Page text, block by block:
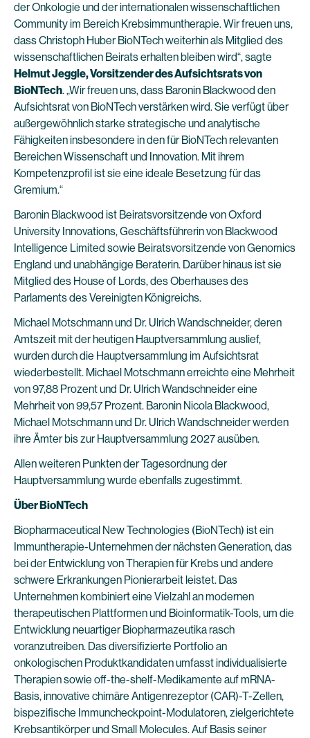
der Onkologie und der internationalen wissenschaftlichen
Community im Bereich Krebsimmuntherapie. Wir freuen uns,
dass Christoph Huber BioNTech weiterhin als Mitglied des
wissenschaftlichen Beirats erhalten bleiben wird“, sagte
Helmut Jeggle, Vorsitzender des Aufsichtsrats von
BioNTech. „Wir freuen uns, dass Baronin Blackwood den
Aufsichtsrat von BioNTech verstärken wird. Sie verfügt über
außergewöhnlich starke strategische und analytische
Fähigkeiten insbesondere in den für BioNTech relevanten
Bereichen Wissenschaft und Innovation. Mit ihrem
Kompetenzprofil ist sie eine ideale Besetzung für das
Gremium.“
Baronin Blackwood ist Beiratsvorsitzende von Oxford
University Innovations, Geschäftsführerin von Blackwood
Intelligence Limited sowie Beiratsvorsitzende von Genomics
England und unabhängige Beraterin. Darüber hinaus ist sie
Mitglied des House of Lords, des Oberhauses des
Parlaments des Vereinigten Königreichs.
Michael Motschmann und Dr. Ulrich Wandschneider, deren
Amtszeit mit der heutigen Hauptversammlung auslief,
wurden durch die Hauptversammlung im Aufsichtsrat
wiederbestellt. Michael Motschmann erreichte eine Mehrheit
von 97,88 Prozent und Dr. Ulrich Wandschneider eine
Mehrheit von 99,57 Prozent. Baronin Nicola Blackwood,
Michael Motschmann und Dr. Ulrich Wandschneider werden
ihre Ämter bis zur Hauptversammlung 2027 ausüben.
Allen weiteren Punkten der Tagesordnung der
Hauptversammlung wurde ebenfalls zugestimmt.
Über BioNTech
Biopharmaceutical New Technologies (BioNTech) ist ein
Immuntherapie-Unternehmen der nächsten Generation, das
bei der Entwicklung von Therapien für Krebs und andere
schwere Erkrankungen Pionierarbeit leistet. Das
Unternehmen kombiniert eine Vielzahl an modernen
therapeutischen Plattformen und Bioinformatik-Tools, um die
Entwicklung neuartiger Biopharmazeutika rasch
voranzutreiben. Das diversifizierte Portfolio an
onkologischen Produktkandidaten umfasst individualisierte
Therapien sowie off-the-shelf-Medikamente auf mRNA-
Basis, innovative chimäre Antigenrezeptor (CAR)-T-Zellen,
bispezifische Immuncheckpoint-Modulatoren, zielgerichtete
Krebsantikörper und Small Molecules. Auf Basis seiner